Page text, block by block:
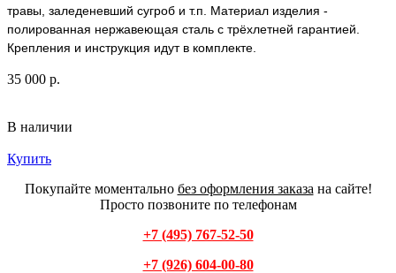
травы, заледеневший сугроб и т.п. Материал изделия -
полированная нержавеющая сталь с трёхлетней гарантией.
Крепления и инструкция идут в комплекте.
35 000 р.
В наличии
Купить
Покупайте моментально без оформления заказа на сайте!
Просто позвоните по телефонам
+7 (495) 767-52-50
+7 (926) 604-00-80